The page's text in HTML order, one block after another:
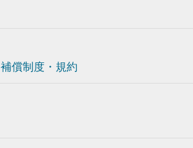
補償制度・規約